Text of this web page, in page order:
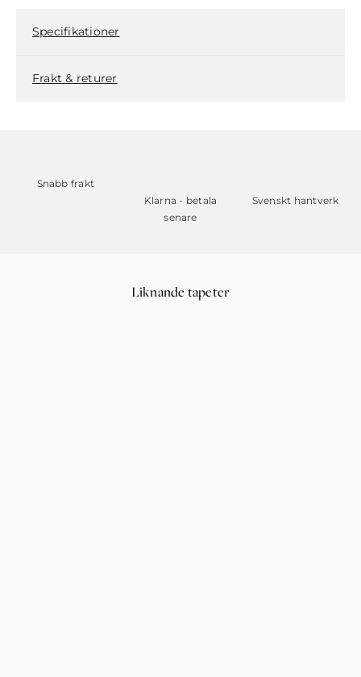
Specifikationer
Frakt & returer
Snabb frakt
Klarna - betala
senare
Svenskt hantverk
Liknande tapeter